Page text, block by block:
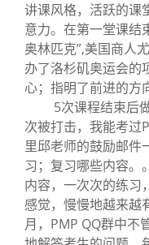
讲课风格，活跃的课
意力。在第一堂课结
奥林匹克”,美国商人
办了洛杉矶奥运会的
心；指明了前进的方
5次课程结束后
次被打击，我能考过
里邱老师的鼓励邮件
习；复习哪些内容。
内容，一次次的练习
感觉，慢慢地越来越
月，PMP QQ群中不